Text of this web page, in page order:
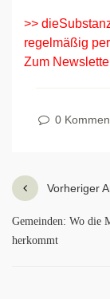
​>>
regelmäßig
Zum
0
Vorheriger
Gemeinden: Wo die
herkommt